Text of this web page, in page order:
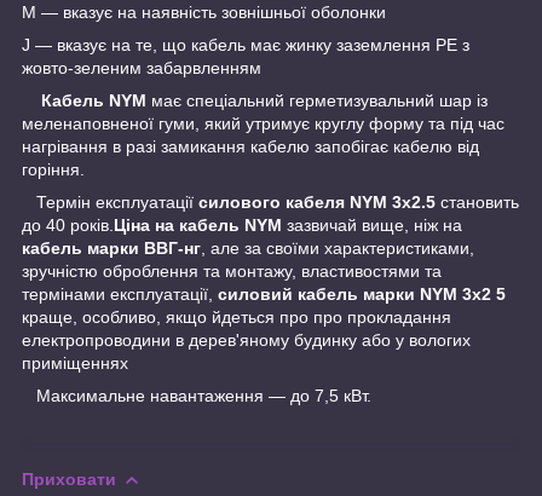
M — вказує на наявність зовнішньої оболонки
J — вказує на те, що кабель має жинку заземлення PE з
жовто-зеленим забарвленням
Кабель NYM має спеціальний герметизувальний шар із
меленаповненої гуми, який утримує круглу форму та під час
нагрівання в разі замикання кабелю запобігає кабелю від
горіння.
Термін експлуатації силового кабеля NYM 3х2.5 становить
до 40 років. Ціна на кабель NYM зазвичай вище, ніж на
кабель марки ВВГ-нг , але за своїми характеристиками,
зручністю оброблення та монтажу, властивостями та
термінами експлуатації, силовий кабель марки NYM 3х2 5
краще, особливо, якщо йдеться про про прокладання
електропроводини в дерев'яному будинку або у вологих
приміщеннях
Максимальне навантаження — до 7,5 кВт.
Приховати